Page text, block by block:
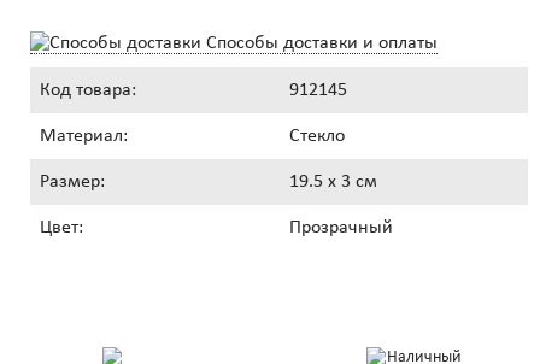
Способы доставки и оплаты
Код товара: 912145
Материал: Стекло
Размер: 19.5 x 3 см
Цвет: Прозрачный